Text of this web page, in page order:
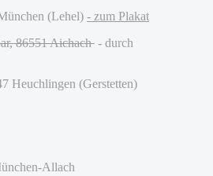
(Lehel) - zum Plakat
, 86551 Aichach - durch
Heuchlingen (Gerstetten)
Allach